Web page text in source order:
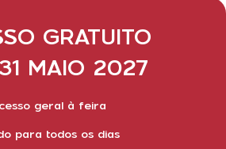
GRATUITO
MAIO 2027
geral à feira
para todos os dias